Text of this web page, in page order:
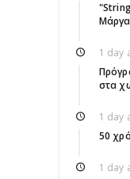
1 day
στα
1 day
50
1 day